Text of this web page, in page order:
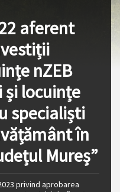
aferent
nZEB
și locuințe
specialiști
în
Mureș”
privind aprobarea